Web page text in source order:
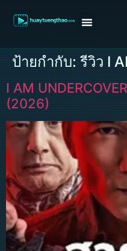
ป้ายกำกับ: รีวิว I
I AM
(2026)